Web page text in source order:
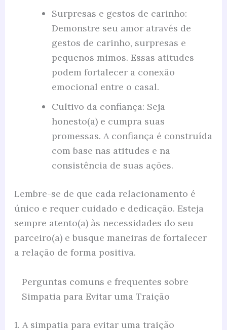
Surpresas e gestos de carinho:
Demonstre seu amor através de
gestos de carinho, surpresas e
pequenos mimos. Essas atitudes
podem fortalecer a conexão
emocional entre o casal.
Cultivo da confiança: Seja
honesto(a) e cumpra suas
promessas. A confiança é construída
com base nas atitudes e na
consistência de suas ações.
Lembre-se de que cada relacionamento é
único e requer cuidado e dedicação. Esteja
sempre atento(a) às necessidades do seu
parceiro(a) e busque maneiras de fortalecer
a relação de forma positiva.
Perguntas comuns e frequentes sobre
Simpatia para Evitar uma Traição
1. A simpatia para evitar uma traição